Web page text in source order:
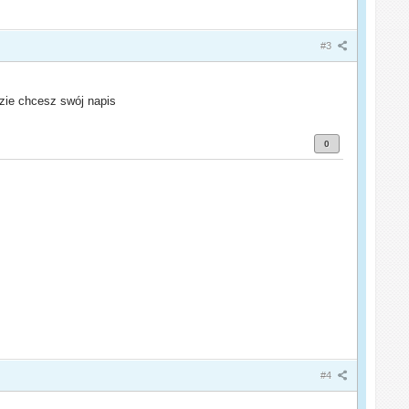
#3
chcesz swój napis
0
#4